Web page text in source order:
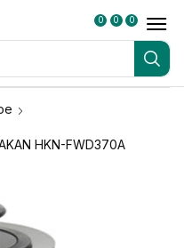
0 0 0
HKN-FWD370A